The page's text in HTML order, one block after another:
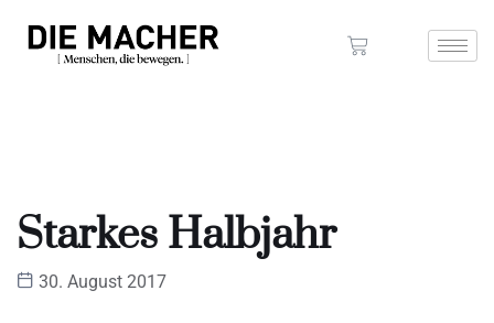
Starkes Halbjahr
30. August 2017